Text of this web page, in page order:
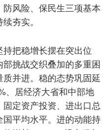
风险、保民生三项基本
夯实。
把稳增长摆在突出位
挑战交织叠加的多重困
并进。稳的态势巩固延
、居经济大省和中部地
定资产投资、进出口总
平均水平。进的动能持